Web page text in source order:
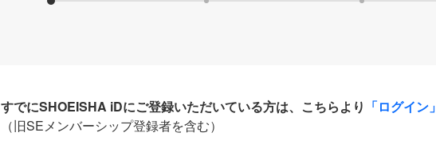
すでにSHOEISHA iDにご登録いただいている方は、こちらより 「ログイン」
（旧SEメンバーシップ登録者を含む）